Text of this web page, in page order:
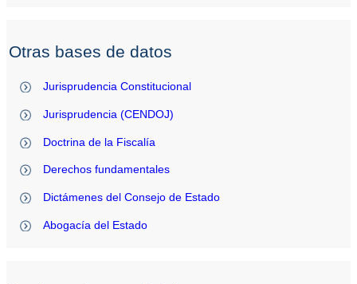
Otras bases de datos
Jurisprudencia Constitucional
Jurisprudencia (CENDOJ)
Doctrina de la Fiscalía
Derechos fundamentales
Dictámenes del Consejo de Estado
Abogacía del Estado